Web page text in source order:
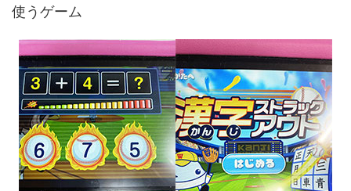
使うゲーム